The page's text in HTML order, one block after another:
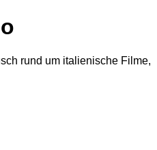
rund um italienische Filme,